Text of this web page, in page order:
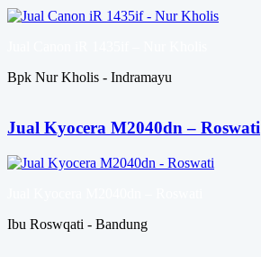
Bpk Nur Kholis - Indramayu
Jual Kyocera M2040dn – Roswati
Ibu Roswqati - Bandung